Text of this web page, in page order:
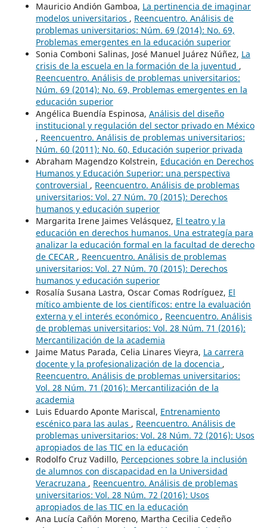
Mauricio Andión Gamboa, La pertinencia de imaginar
modelos universitarios , Reencuentro. Análisis de
problemas universitarios: Núm. 69 (2014): No. 69,
Problemas emergentes en la educación superior
Sonia Comboni Salinas, José Manuel Juárez Núñez, La
crisis de la escuela en la formación de la juventud ,
Reencuentro. Análisis de problemas universitarios:
Núm. 69 (2014): No. 69, Problemas emergentes en la
educación superior
Angélica Buendía Espinosa, Análisis del diseño
institucional y regulación del sector privado en México
, Reencuentro. Análisis de problemas universitarios:
Núm. 60 (2011): No. 60, Educación superior privada
Abraham Magendzo Kolstrein, Educación en Derechos
Humanos y Educación Superior: una perspectiva
controversial , Reencuentro. Análisis de problemas
universitarios: Vol. 27 Núm. 70 (2015): Derechos
humanos y educación superior
Margarita Irene Jaimes Velásquez, El teatro y la
educación en derechos humanos. Una estrategía para
analizar la educación formal en la facultad de derecho
de CECAR , Reencuentro. Análisis de problemas
universitarios: Vol. 27 Núm. 70 (2015): Derechos
humanos y educación superior
Rosalía Susana Lastra, Oscar Comas Rodríguez, El
mítico ambiente de los científicos: entre la evaluación
externa y el interés económico , Reencuentro. Análisis
de problemas universitarios: Vol. 28 Núm. 71 (2016):
Mercantilización de la academia
Jaime Matus Parada, Celia Linares Vieyra, La carrera
docente y la profesionalización de la docencia ,
Reencuentro. Análisis de problemas universitarios:
Vol. 28 Núm. 71 (2016): Mercantilización de la
academia
Luis Eduardo Aponte Mariscal, Entrenamiento
escénico para las aulas , Reencuentro. Análisis de
problemas universitarios: Vol. 28 Núm. 72 (2016): Usos
apropiados de las TIC en la educación
Rodolfo Cruz Vadillo, Percepciones sobre la inclusión
de alumnos con discapacidad en la Universidad
Veracruzana , Reencuentro. Análisis de problemas
universitarios: Vol. 28 Núm. 72 (2016): Usos
apropiados de las TIC en la educación
Ana Lucía Cañón Moreno, Martha Cecilia Cedeño